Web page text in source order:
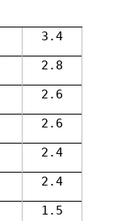
3.4
2.8
2.6
2.6
2.4
2.4
1.5